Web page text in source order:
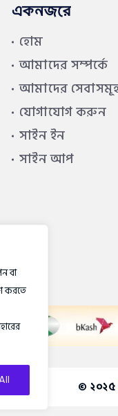
বা
করতে
একনজরে
হোম
আমাদের সম্পর্কে
আমাদের
যোগাযোগ করুন
সাইন ইন
সাইন আপ
© ২০২৫